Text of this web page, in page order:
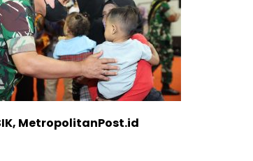
MetropolitanPost.id